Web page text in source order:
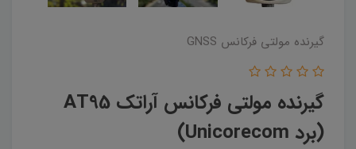
گیرنده مولتی فرکانس GNSS
گیرنده مولتی فرکانس آراتک AT95
(برد Unicorecom)